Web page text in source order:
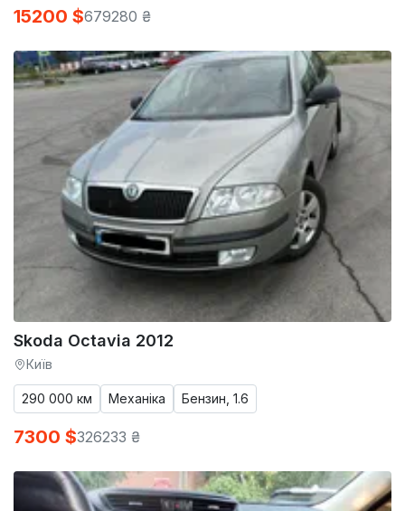
15200 $679280 ₴
Skoda Octavia 2012
Київ
290 000 км Механіка Бензин, 1.6
7300 $326233 ₴